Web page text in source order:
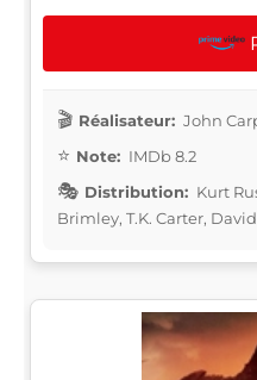
Réalisateur: John
Note: IMDb 8.2
Distribution: Kurt
Brimley, T.K. Carter,